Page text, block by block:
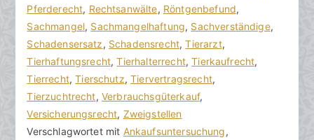
h
o
r
a
k
R
e
c
t
r
a
g
v
e
r
ö
Pferderecht, Rechtsanwälte, Röntgenbefund,
Sachmangel, Sachmangelhaftung, Sachverständige,
Schadensersatz, Schadensrecht,Tierarzt,
Tierhaftungsrecht,Tierhalterrecht,Tierkaufrecht,
Tierrecht,Tierschutz,Tiervertragsrecht,
Tierzuchtrecht, Verbrauchsgüterkauf,
Versicherungsrecht, Zweigstellen
Verschlagwortet mit Ankaufsuntersuchung,
n
e
K
o
m
m
e
n